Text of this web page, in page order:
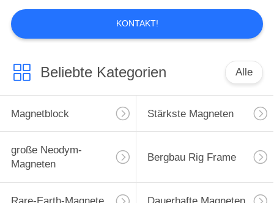
KONTAKT!
Beliebte Kategorien Alle
Magnetblock Stärkste Magneten
große Neodym-
Magneten
Bergbau Rig Frame